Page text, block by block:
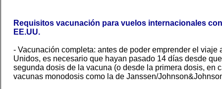
Requisitos vacunación para vuelos internacionales
EE.UU.
- Vacunación completa: antes de poder emprender el viaje
Unidos, es necesario que hayan pasado 14 días desde
segunda dosis de la vacuna (o desde la primera dosis, en
vacunas monodosis como la de Janssen/